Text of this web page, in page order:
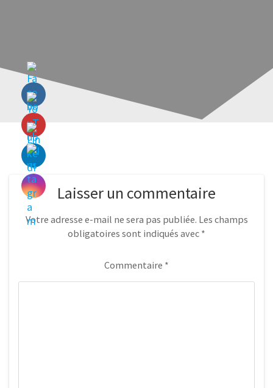
Laisser un commentaire
Votre adresse e-mail ne sera pas publiée. Les champs
obligatoires sont indiqués avec *
Commentaire *